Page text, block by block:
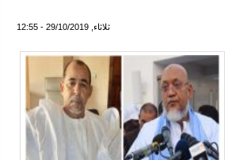
ثلاثاء, 29/10/2019 - 12:55